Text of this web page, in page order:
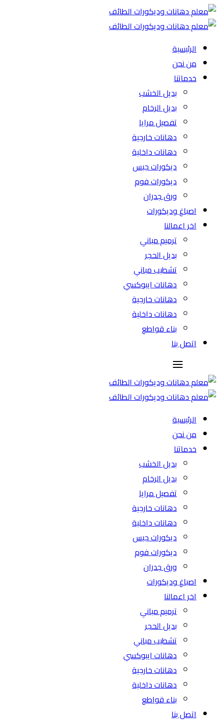
الرئيسية
من نحن
خدماتنا
بديل الخشب
بديل الرخام
تفصيل مرايا
دهانات خارجية
دهانات داخلية
ديكورات جبس
ديكورات فوم
ورق جدران
اصباغ وديكورات
اخر اعمالنا
ترميم مباني
بديل الحجر
تشطيب مباني
دهانات ايبوكسي
دهانات خارجية
دهانات داخلية
بناء قواطع
اتصل بنا
الرئيسية
من نحن
خدماتنا
بديل الخشب
بديل الرخام
تفصيل مرايا
دهانات خارجية
دهانات داخلية
ديكورات جبس
ديكورات فوم
ورق جدران
اصباغ وديكورات
اخر اعمالنا
ترميم مباني
بديل الحجر
تشطيب مباني
دهانات ايبوكسي
دهانات خارجية
دهانات داخلية
بناء قواطع
اتصل بنا